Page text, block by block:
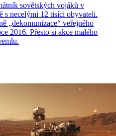
sovětských vojáků v
s necelými 12 tisíci obyvateli.
„dekomunizace“ veřejného
2016. Přesto si akce malého